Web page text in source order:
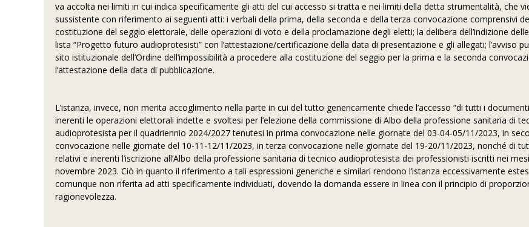
va accolta nei limiti in cui indica specificamente gli atti del cui accesso si tratta e nei limiti della detta strumentalità, che
sussistente con riferimento ai seguenti atti: i verbali della prima, della seconda e della terza convocazione comprensivi
costituzione del seggio elettorale, delle operazioni di voto e della proclamazione degli eletti; la delibera dell’indizione
lista “Progetto futuro audioprotesisti” con l’attestazione/certificazione della data di presentazione e gli allegati; l’avviso
sito istituzionale dell’Ordine dell’impossibilità a procedere alla costituzione del seggio per la prima e la seconda
l’attestazione della data di pubblicazione.
L’istanza, invece, non merita accoglimento nella parte in cui del tutto genericamente chiede l’accesso “di tutti i
inerenti le operazioni elettorali indette e svoltesi per l’elezione della commissione di Albo della professione sanitaria di
audioprotesista per il quadriennio 2024/2027 tenutesi in prima convocazione nelle giornate del 03-04-05/11/2023, in
convocazione nelle giornate del 10-11-12/11/2023, in terza convocazione nelle giornate del 19-20/11/2023, nonché di
relativi e inerenti l’iscrizione all’Albo della professione sanitaria di tecnico audioprotesista dei professionisti iscritti nei
novembre 2023. Ciò in quanto il riferimento a tali espressioni generiche e similari rendono l’istanza eccessivamente
comunque non riferita ad atti specificamente individuati, dovendo la domanda essere in linea con il principio di
ragionevolezza.